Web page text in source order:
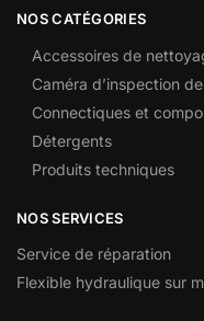
NOS CATÉGORIES
Accessoires de
Caméra d’inspection
Connectiques et
Détergents
Produits techniques
NOS SERVICES
Service de réparation
Flexible hydraulique sur